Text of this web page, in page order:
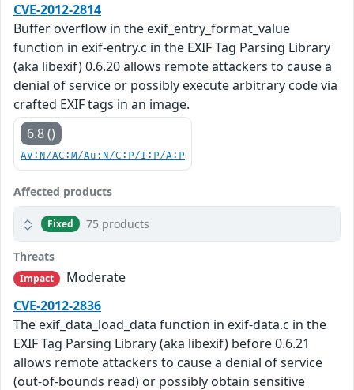
CVE-2012-2814
Buffer overflow in the exif_entry_format_value
function in exif-entry.c in the EXIF Tag Parsing Library
(aka libexif) 0.6.20 allows remote attackers to cause a
denial of service or possibly execute arbitrary code via
crafted EXIF tags in an image.
6.8 ()
AV:N/AC:M/Au:N/C:P/I:P/A:P
Affected products
Fixed 75 products
Threats
Impact
Moderate
CVE-2012-2836
The exif_data_load_data function in exif-data.c in the
EXIF Tag Parsing Library (aka libexif) before 0.6.21
allows remote attackers to cause a denial of service
(out-of-bounds read) or possibly obtain sensitive